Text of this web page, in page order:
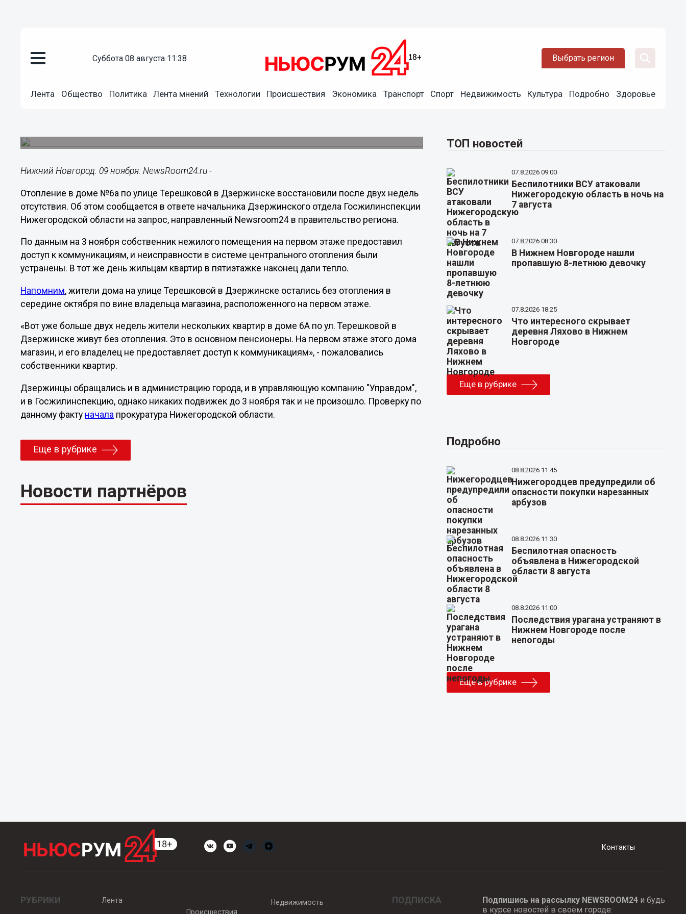
суббота 08 августа 11:38 Выбрать регион
Лента Общество Политика Лента мнений Технологии Происшествия Экономика Транспорт Спорт Недвижимость Культура Подробно Здоровье
Отопление в доме на Терешковой в Дзержинске
Нижний Новгород. 09 ноября. NewsRoom24.ru -
Отопление в доме №6а по улице Терешковой в Дзержинске восстановили после двух недель
отсутствия. Об этом сообщается в ответе начальника Дзержинского отдела Госжилинспекции
Нижегородской области на запрос, направленный Newsroom24 в правительство региона.
По данным на 3 ноября собственник нежилого помещения на первом этаже предоставил
доступ к коммуникациям, и неисправности в системе центрального отопления были
устранены. В тот же день жильцам квартир в пятиэтажке наконец дали тепло.
Напомним, жители дома на улице Терешковой в Дзержинске остались без отопления в
середине октября по вине владельца магазина, расположенного на первом этаже.
«Вот уже больше двух недель жители нескольких квартир в доме 6А по ул. Терешковой в
Дзержинске живут без отопления. Это в основном пенсионеры. На первом этаже этого дома
магазин, и его владелец не предоставляет доступ к коммуникациям», - пожаловались
собственники квартир.
Дзержинцы обращались и в администрацию города, и в управляющую компанию "Управдом",
и в Госжилинспекцию, однако никаких подвижек до 3 ноября так и не произошло. Проверку по
данному факту начала прокуратура Нижегородской области.
Еще в рубрике
Новости партнёров
ТОП новостей
07.8.2026 09:00
Беспилотники ВСУ атаковали
Нижегородскую область в ночь на
7 августа
07.8.2026 08:30
В Нижнем Новгороде нашли
пропавшую 8-летнюю девочку
07.8.2026 18:25
Что интересного скрывает
деревня Ляхово в Нижнем
Новгороде
Еще в рубрике
Подробно
08.8.2026 11:45
Нижегородцев предупредили об
опасности покупки нарезанных
арбузов
08.8.2026 11:30
Беспилотная опасность
объявлена в Нижегородской
области 8 августа
08.8.2026 11:00
Последствия урагана устраняют в
Нижнем Новгороде после
непогоды
Еще в рубрике
Контакты
РУБРИКИ
Лента
Происшествия
Недвижимость ПОДПИСКА Подпишись на рассылку NEWSROOM24и будь
в курсе новостей в своём городе: